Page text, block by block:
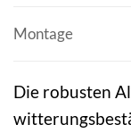
Montage
Die robusten